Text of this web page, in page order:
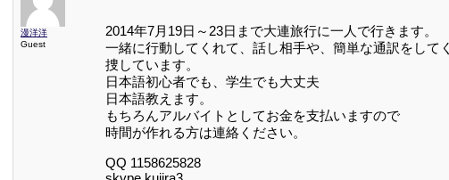
漫洋洋
Guest
2014年7月19日～23日まで大連旅行に一人で行きます。
一緒に行動してくれて、話し相手や、簡単な通訳をして
捜しています。
日本語初心者でも、学生でも大丈夫
日本語教えます。
もちろんアルバイトとしてお金を支払いますので
時間が作れる方は連絡ください。
QQ 1158625828